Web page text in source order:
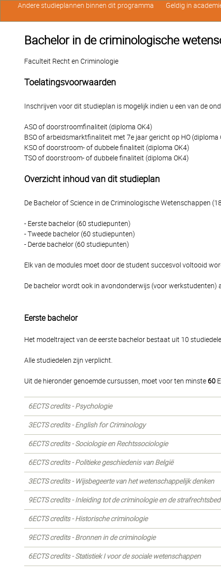
Bachelor in de criminologische
Faculteit Recht en Criminologie
Toelatingsvoorwaarden
Inschrijven voor dit studieplan is mogelijk indien u een van de
ASO of doorstroomfinaliteit (diploma OK4)
BSO of arbeidsmarktfinaliteit met 7e jaar gericht op HO (diploma
KSO of doorstroom- of dubbele finaliteit (diploma OK4)
TSO of doorstroom- of dubbele finaliteit (diploma OK4)
Overzicht inhoud van dit studieplan
De Bachelor of Science in de Criminologische Wetenschappen
- Eerste bachelor (60 studiepunten)
- Tweede bachelor (60 studiepunten)
- Derde bachelor (60 studiepunten)
Elk van de modules moet door de student succesvol voltooid
De bachelor wordt ook in avondonderwijs (voor werkstudenten)
Eerste bachelor
Het modeltraject van de eerste bachelor bestaat uit 10
Alle studiedelen zijn verplicht.
Uit de hieronder genoemde cursussen, moet voor ten minste60
6ECTS credits - Psychologie
3ECTS credits - English for Criminology
6ECTS credits - Sociologie en Rechtssociologie
6ECTS credits - Politieke geschiedenis van België
3ECTS credits - Wijsbegeerte van het wetenschappelijk denken
9ECTS credits - Inleiding tot de criminologie en de
6ECTS credits - Historische criminologie
9ECTS credits - Bronnen in de criminologie
6ECTS credits - Statistiek I voor de sociale wetenschappen
Andere studieplannen binnen dit programma Geldig in